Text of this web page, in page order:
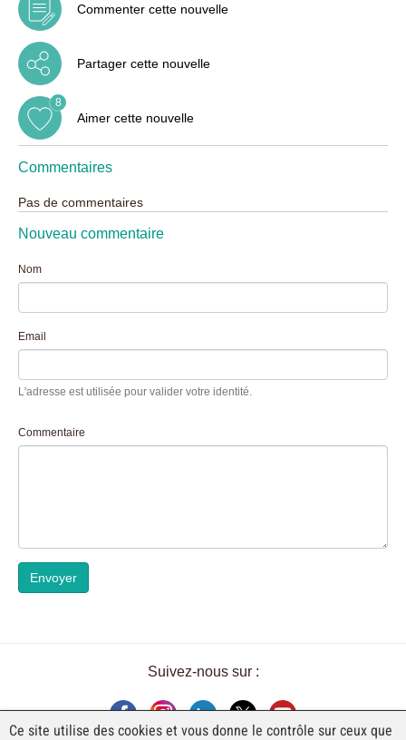
Commenter cette nouvelle
Partager cette nouvelle
Aimer cette nouvelle
8
Commentaires
Pas de commentaires
Nouveau commentaire
Nom
Email
L'adresse est utilisée pour valider votre identité.
Commentaire
Envoyer
Suivez-nous sur :
Ce site utilise des cookies et vous donne le contrôle sur ceux que